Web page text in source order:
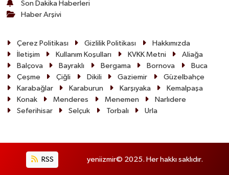
Son Dakika Haberleri
Haber Arşivi
Çerez Politikası Gizlilik Politikası
Hakkımızda
İletişim
Kullanım Koşulları KVKK Metni
Aliağa
Balçova
Bayraklı Bergama Bornova
Buca
Çeşme
Çiğli Dikili Gaziemir
Güzelbahçe
Karabağlar
Karaburun Karşıyaka
Kemalpaşa
Konak
Menderes Menemen
Narlıdere
Seferihisar
Selçuk Torbalı Urla
RSS yeniizmir© 2025. Her hakkı saklıdır.